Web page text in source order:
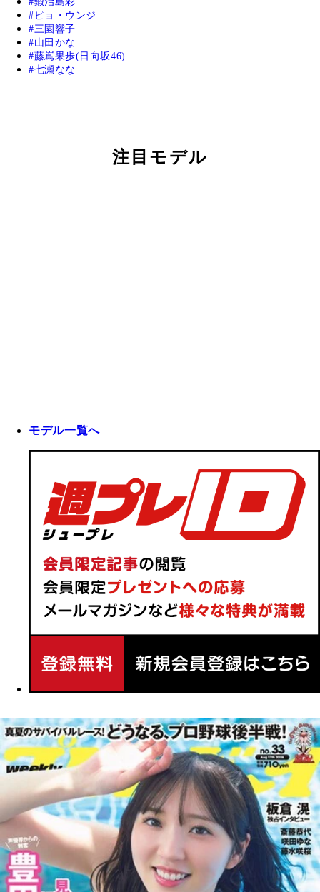
ピョ・ウンジ
三園響子
山田かな
藤嶌果歩(日向坂46)
七瀬なな
注目モデル
モデル一覧へ